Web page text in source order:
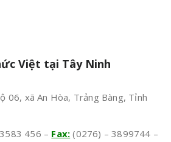
Việt tại Tây Ninh
06, xã An Hòa, Trảng Bàng, Tỉnh
456 – Fax: (0276) – 3899744 –